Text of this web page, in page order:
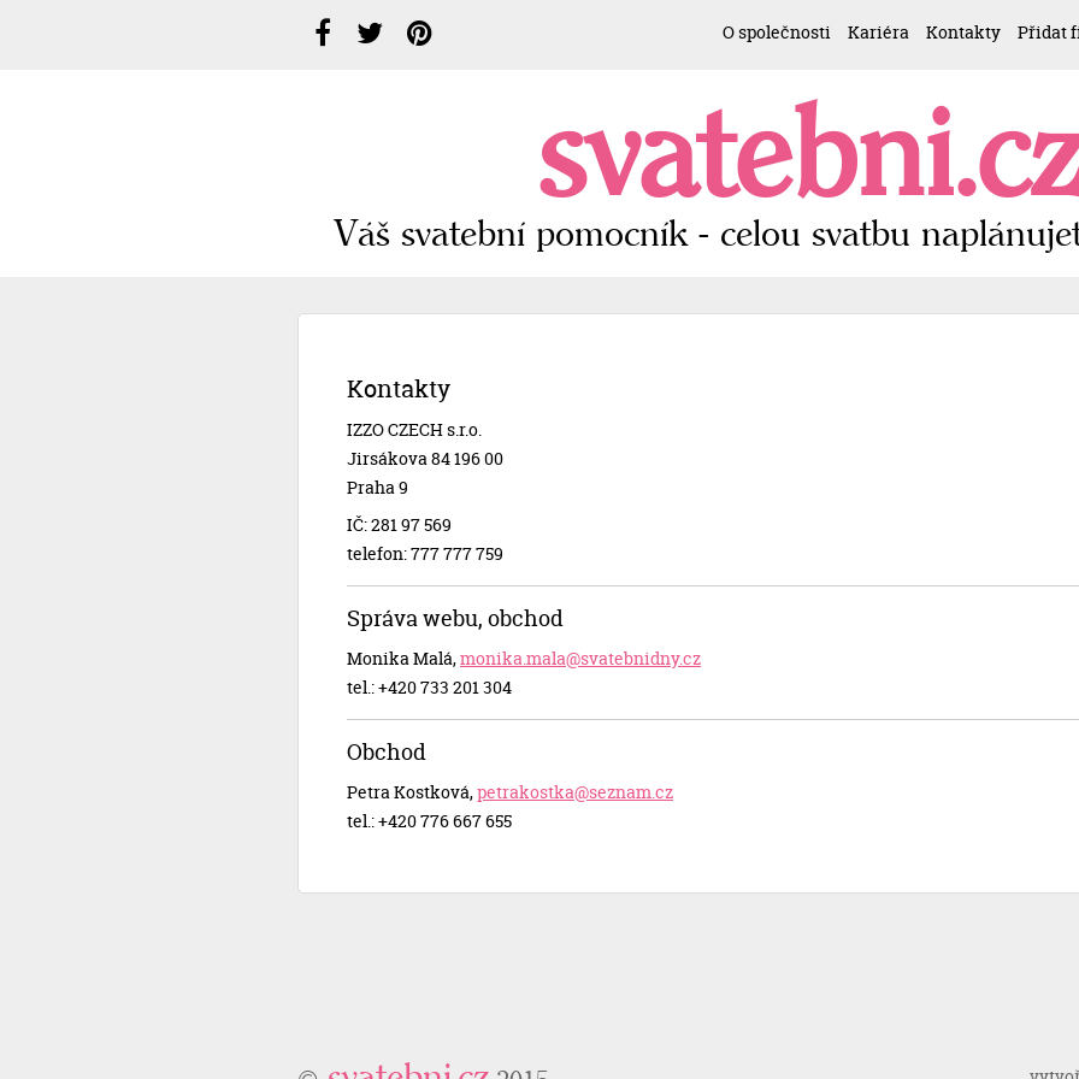
O společnosti Kariéra Kontakty Přidat
Váš svatební pomocník - celou svatbu
Kontakty
IZZO CZECH s.r.o.
Jirsákova 84 196 00
Praha 9
IČ: 281 97 569
telefon: 777 777 759
Správa webu, obchod
Monika Malá,monika.mala@svatebnidny.cz
tel.: +420 733 201 304
Obchod
Petra Kostková,petrakostka@seznam.cz
tel.: +420 776 667 655